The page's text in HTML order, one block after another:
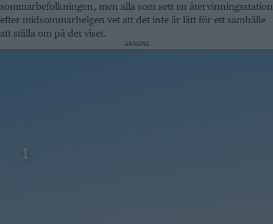
sommarbefolkningen, men alla som sett en återvinningsstation
efter midsommarhelgen vet att det inte är lätt för ett samhälle
att ställa om på det viset.
ANNONS